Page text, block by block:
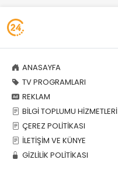
ANASAYFA
TV PROGRAMLARI
REKLAM
BİLGİ TOPLUMU HİZMETLERİ
ÇEREZ POLİTİKASI
İLETİŞİM VE KÜNYE
GİZLİLİK POLİTİKASI